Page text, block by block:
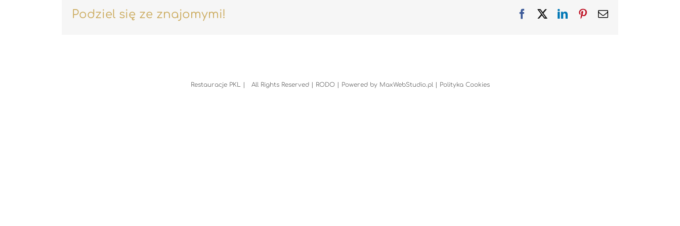
Podziel się ze znajomymi! FacebookLinkedInPinterest
Email
Restauracje PKL | All Rights Reserved | RODO| Powered by MaxWebStudio.pl | Polityka Cookies